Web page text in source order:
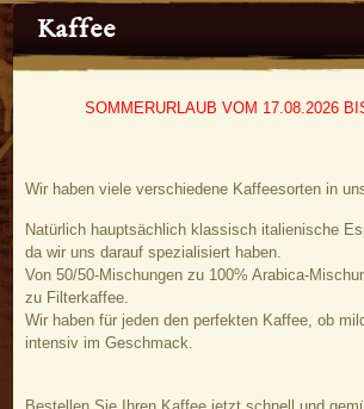
Kaffee
SOMMERURLAUB VOM 17.08.2026
Wir haben viele verschiedene Kaffeesorten in
Natürlich hauptsächlich klassisch italienische
da wir uns darauf spezialisiert haben.
Von 50/50-Mischungen zu 100% Arabica-
zu Filterkaffee.
Wir haben für jeden den perfekten Kaffee, ob
intensiv im Geschmack.